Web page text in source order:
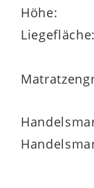
20 cm
m³
oben 3 cm
Höhe:
Liegefläche: